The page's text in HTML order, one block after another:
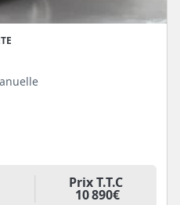
Prix T.T.C
10 890€